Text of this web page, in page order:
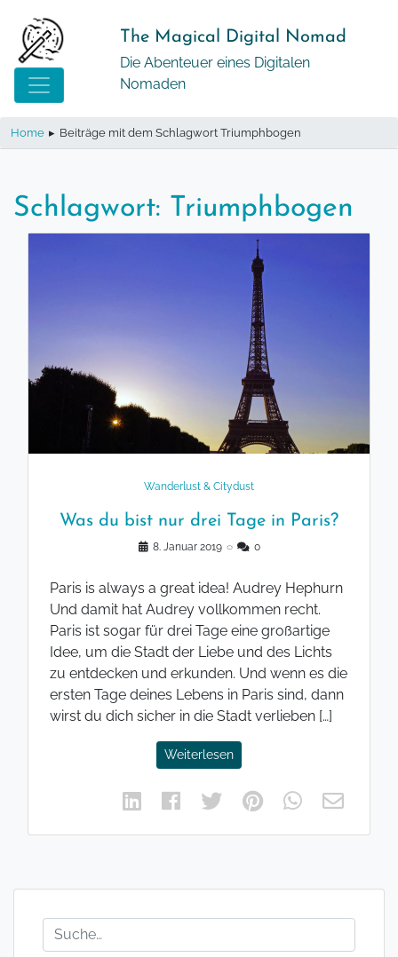
zum
Inhalt
The Magical Digital Nomad
Die Abenteuer eines Digitalen
Nomaden
Home ▸ Beiträge mit dem Schlagwort Triumphbogen
Schlagwort: Triumphbogen
Wanderlust & Citydust
Was du bist nur drei Tage in Paris?
8. Januar 2019 ◌ 0
Paris is always a great idea! Audrey Hephurn
Und damit hat Audrey vollkommen recht.
Paris ist sogar für drei Tage eine großartige
Idee, um die Stadt der Liebe und des Lichts
zu entdecken und erkunden. Und wenn es die
ersten Tage deines Lebens in Paris sind, dann
wirst du dich sicher in die Stadt verlieben […]
Weiterlesen